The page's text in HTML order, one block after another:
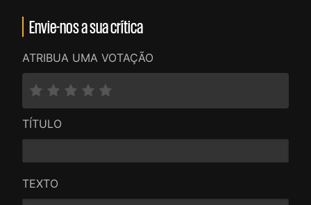
Envie-nos a sua crítica
ATRIBUA UMA VOTAÇÃO
TÍTULO
TEXTO